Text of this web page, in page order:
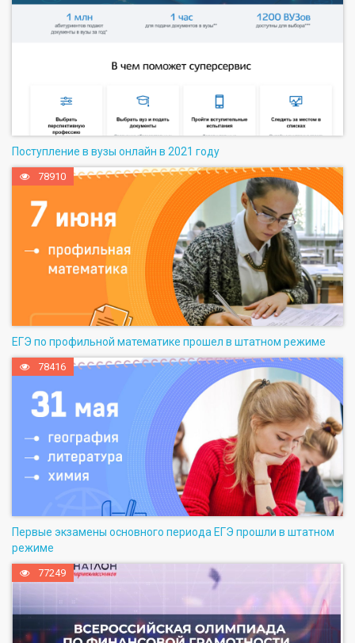
Поступление в вузы онлайн в 2021 году
78910
ЕГЭ по профильной математике прошел в штатном режиме
78416
Первые экзамены основного периода ЕГЭ прошли в штатном
режиме
77249